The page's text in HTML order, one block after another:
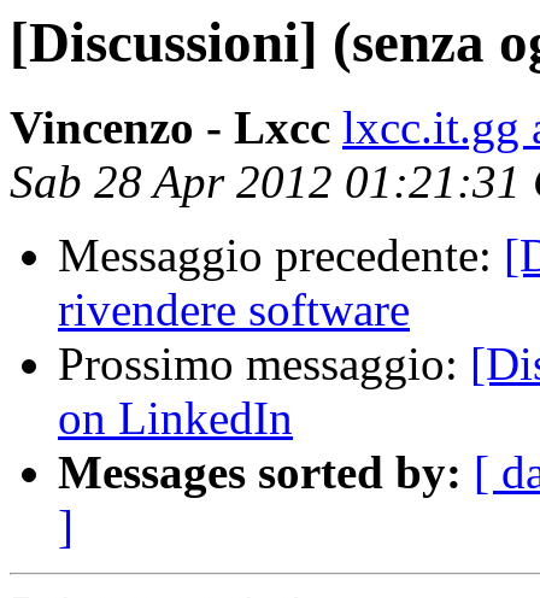
[Discussioni] (senza
Vincenzo - Lxcc lxcc.it.gg
Sab 28 Apr 2012 01:21:31
Messaggio precedente:
rivendere software
Prossimo messaggio:
on LinkedIn
Messages sorted by: [
]